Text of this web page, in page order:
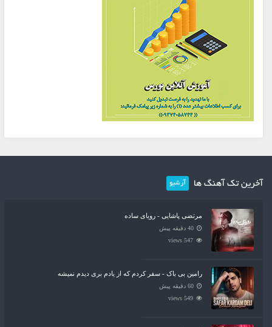
آخرین تک آهنگ ها آرشیو
مرتضی پاشایی - رویای ساده
40 دقیقه پیش
547 views
رامین بی باک - سفر کردم که از یادم بری دیدم نمیشه
60 دقیقه پیش
549 views